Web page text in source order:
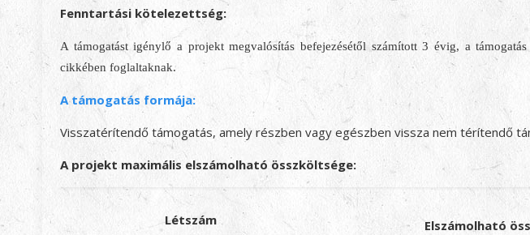
Fenntartási kötelezettség:
A támogatást igénylő a projekt megvalósítás befejezésétől számított 3 évig, a
cikkében foglaltaknak.
A támogatás formája:
Visszatérítendő támogatás, amely részben vagy egészben vissza nem térítendő
A projekt maximális elszámolható összköltsége:
Létszám Elszámolható